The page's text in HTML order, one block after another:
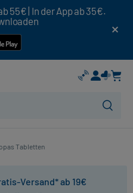
55€ | In der App ab 35€.
Tabletten
Versand* ab 19€